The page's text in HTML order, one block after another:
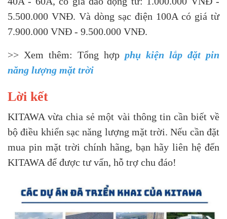
5.500.000 VNĐ. Và dòng sạc điện 100A có giá từ
7.900.000 VNĐ - 9.500.000 VNĐ.
>> Xem thêm: Tổng hợp phụ kiện lắp đặt pin
năng lượng mặt trời
Lời kết
KITAWA vừa chia sẻ một vài thông tin cần biết về
bộ điều khiển sạc năng lượng mặt trời. Nếu cần đặt
mua pin mặt trời chính hãng, bạn hãy liên hệ đến
KITAWA để được tư vấn, hỗ trợ chu đáo!